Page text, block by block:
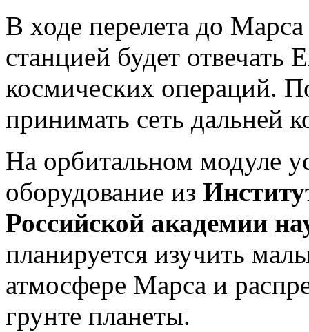
В ходе перелета до
станцией будет отвечать
космических операций.
принимать сеть дальней
На орбитальном модуле
оборудование из
Российской академии
планируется изучить
атмосфере Марса и
грунте планеты.